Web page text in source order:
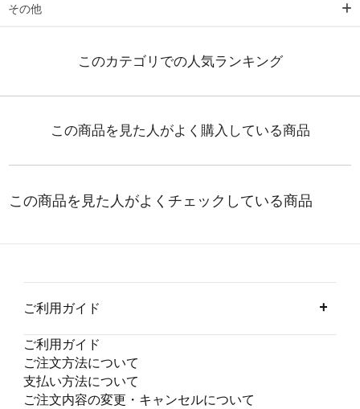
その他
ご利用ガイド
ご利用ガイド
ご注文方法について
支払い方法について
ご注文内容の変更・キャンセルについて